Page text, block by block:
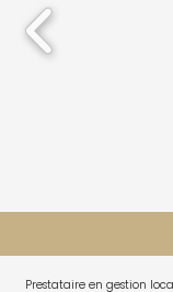
Prestataire en gestion